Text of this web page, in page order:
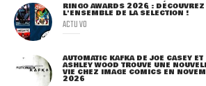
RINGO AWARDS 2026 : DÉCOUVREZ
L'ENSEMBLE DE LA SÉLECTION !
ACTU VO
AUTOMATIC KAFKA DE JOE CASEY ET
ASHLEY WOOD TROUVE UNE
VIE CHEZ IMAGE COMICS EN
2026